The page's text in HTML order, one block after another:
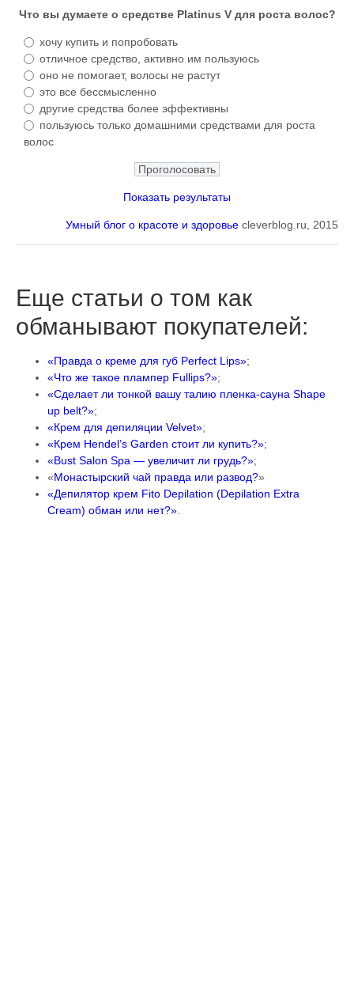
Что вы думаете о средстве Platinus V для роста волос?
хочу купить и попробовать
отличное средство, активно им пользуюсь
оно не помогает, волосы не растут
это все бессмысленно
другие средства более эффективны
пользуюсь только домашними средствами для роста
волос
Показать результаты
Умный блог о красоте и здоровье cleverblog.ru, 2015
Еще статьи о том как
обманывают покупателей:
«Правда о креме для губ Perfect Lips»;
«Что же такое плампер Fullips?»;
«Сделает ли тонкой вашу талию пленка-сауна Shape
up belt?»;
«Крем для депиляции Velvet»;
«Крем Hendel’s Garden стоит ли купить?»;
«Bust Salon Spa — увеличит ли грудь?»;
«Монастырский чай правда или развод?»
«Депилятор крем Fito Depilation (Depilation Extra
Cream) обман или нет?»